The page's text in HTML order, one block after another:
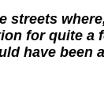
streets
for quite a
have been